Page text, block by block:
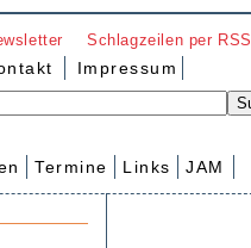
Schlagzeilen per RSS
Impressum
Termine Links JAM